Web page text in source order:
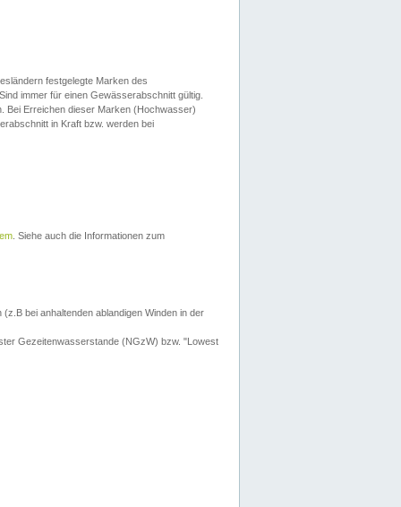
festgelegte Marken des
immer für einen Gewässerabschnitt gültig.
Bei Erreichen dieser Marken (Hochwasser)
in Kraft bzw. werden bei
. Siehe auch die Informationen zum
bei anhaltenden ablandigen Winden in der
Gezeitenwasserstande (NGzW) bzw. "Lowest